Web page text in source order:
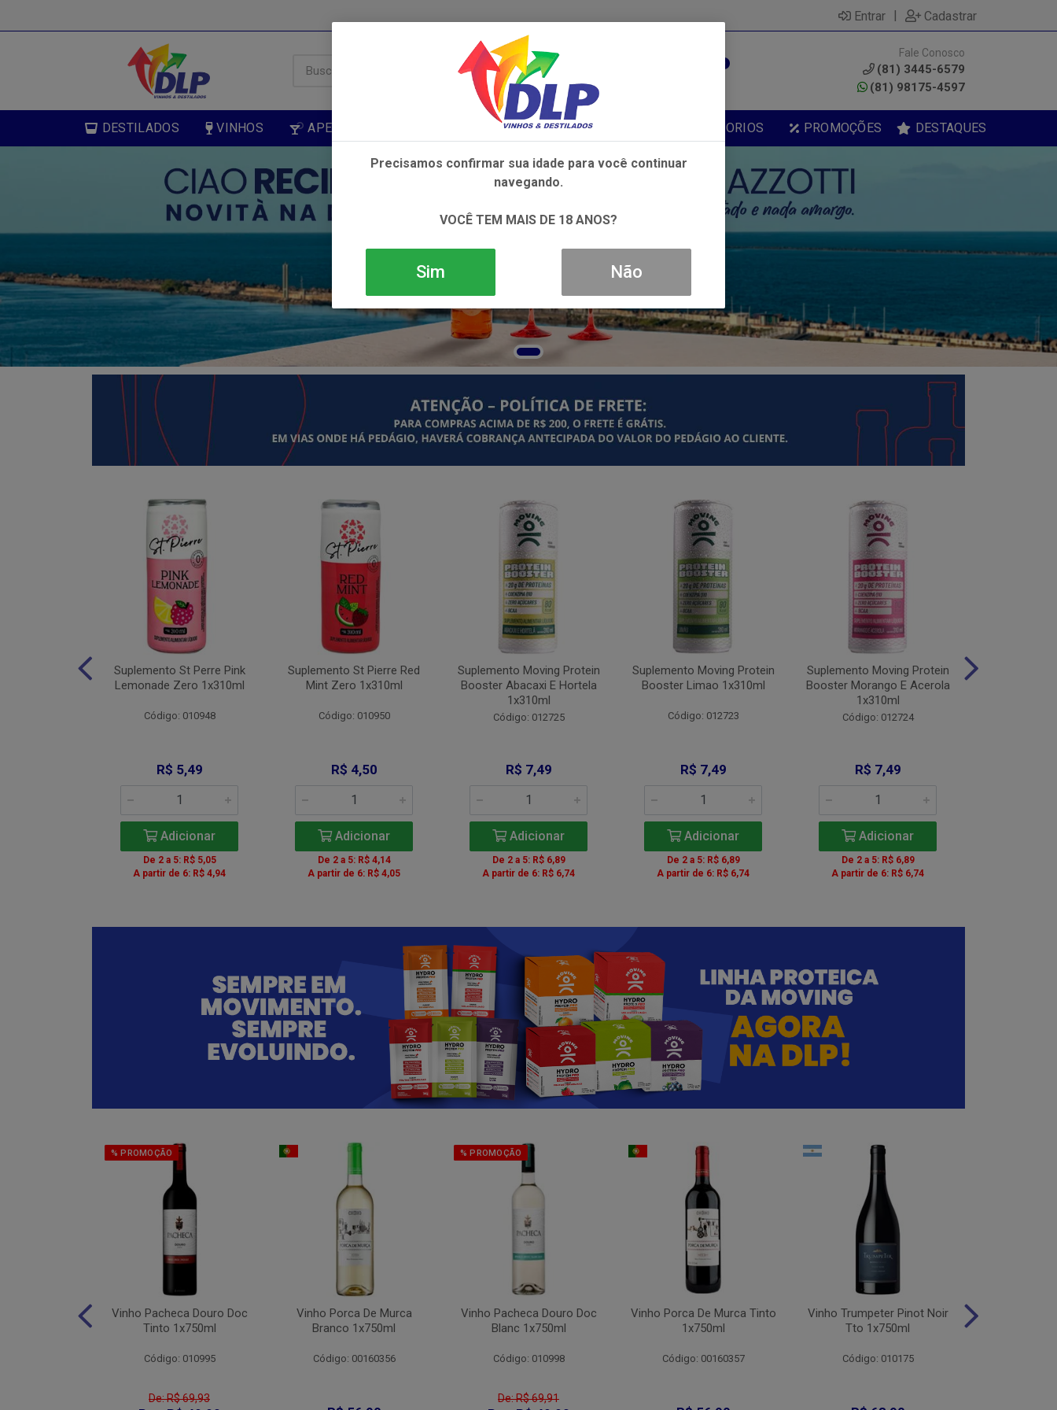
Entrar | Cadastrar
Fale Conosco
(81) 3445-6579
(81) 98175-4597
DESTILADOS VINHOS APERITIVOS NÃO ALCOÓLICOS ALIMENTOS ACESSORIOS PROMOÇÕES DESTAQUES
Suplemento St Perre Pink
Lemonade Zero 1x310ml
Código: 010948
R$ 5,49
Adicionar
De 2 a 5: R$ 5,05
A partir de 6: R$ 4,94
Suplemento St Pierre Red
Mint Zero 1x310ml
Código: 010950
R$ 4,50
Adicionar
De 2 a 5: R$ 4,14
A partir de 6: R$ 4,05
Suplemento Moving Protein
Booster Abacaxi E Hortela
1x310ml
Código: 012725
R$ 7,49
Adicionar
De 2 a 5: R$ 6,89
A partir de 6: R$ 6,74
Suplemento Moving Protein
Booster Limao 1x310ml
Código: 012723
R$ 7,49
Adicionar
De 2 a 5: R$ 6,89
A partir de 6: R$ 6,74
Suplemento Moving Protein
Booster Morango E Acerola
1x310ml
Código: 012724
R$ 7,49
Adicionar
De 2 a 5: R$ 6,89
A partir de 6: R$ 6,74
% PROMOÇÃO
Vinho Pacheca Douro Doc
Tinto 1x750ml
Código: 010995
De: R$ 69,93
Vinho Porca De Murca
Branco 1x750ml
Código: 00160356
% PROMOÇÃO
Vinho Pacheca Douro Doc
Blanc 1x750ml
Código: 010998
De: R$ 69,91
Vinho Porca De Murca Tinto
1x750ml
Código: 00160357
Vinho Trumpeter Pinot Noir
Tto 1x750ml
Código: 010175
Precisamos confirmar sua idade para você continuar
navegando.
VOCÊ TEM MAIS DE 18 ANOS?
Sim Não